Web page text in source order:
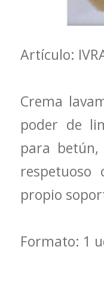
Artículo:
Crema
poder de
para betún,
propio
Formato: 1